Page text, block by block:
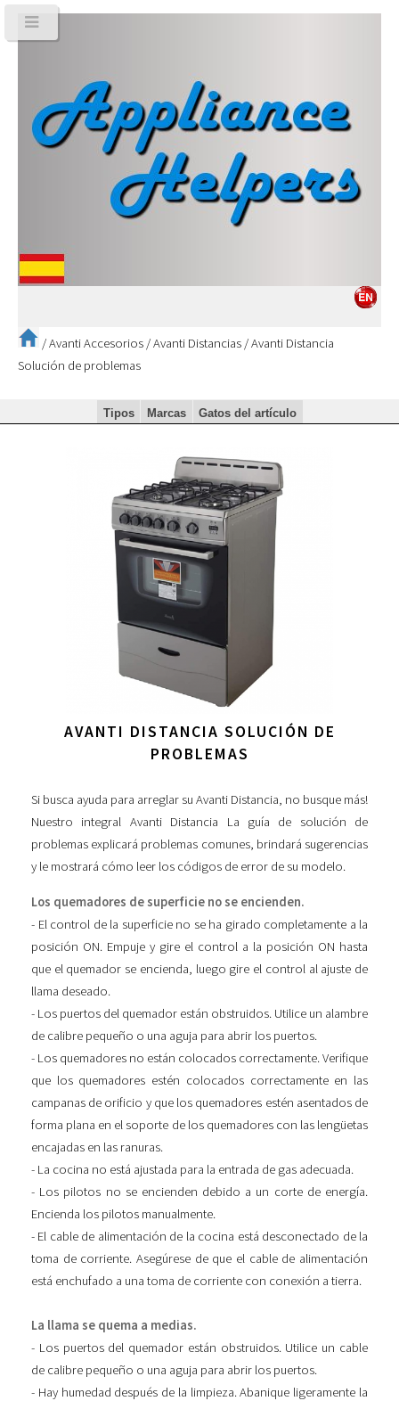
/Avanti Accesorios /Avanti Distancias /Avanti Distancia
Solución de problemas
Tipos Marcas Gatos del artículo
AVANTI DISTANCIA SOLUCIÓN DE
PROBLEMAS
Si busca ayuda para arreglar su Avanti Distancia, no busque más!
Nuestro integral Avanti Distancia La guía de solución de
problemas explicará problemas comunes, brindará sugerencias
y le mostrará cómo leer los códigos de error de su modelo.
Los quemadores de superficie no se encienden.
- El control de la superficie no se ha girado completamente a la
posición ON. Empuje y gire el control a la posición ON hasta
que el quemador se encienda, luego gire el control al ajuste de
llama deseado.
- Los puertos del quemador están obstruidos. Utilice un alambre
de calibre pequeño o una aguja para abrir los puertos.
- Los quemadores no están colocados correctamente. Verifique
que los quemadores estén colocados correctamente en las
campanas de orificio y que los quemadores estén asentados de
forma plana en el soporte de los quemadores con las lengüetas
encajadas en las ranuras.
- La cocina no está ajustada para la entrada de gas adecuada.
- Los pilotos no se encienden debido a un corte de energía.
Encienda los pilotos manualmente.
- El cable de alimentación de la cocina está desconectado de la
toma de corriente. Asegúrese de que el cable de alimentación
está enchufado a una toma de corriente con conexión a tierra.
La llama se quema a medias.
- Los puertos del quemador están obstruidos. Utilice un cable
de calibre pequeño o una aguja para abrir los puertos.
- Hay humedad después de la limpieza. Abanique ligeramente la